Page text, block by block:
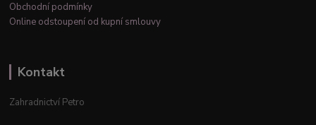
Obchodní podmínky
Online odstoupení od kupní smlouvy
Kontakt
Zahradnictví Petro